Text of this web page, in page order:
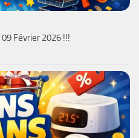
Février 2026 !!!